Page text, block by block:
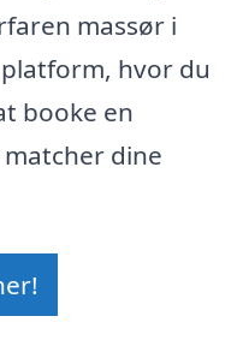
massør i
hvor du
booke en
dine